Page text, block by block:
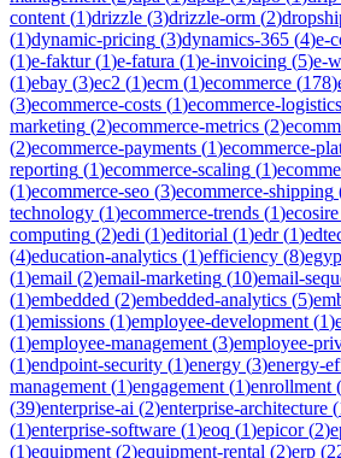
content (1)drizzle (3)drizzle-orm (2)
(1)dynamic-pricing (3)dynamics-365 (4)e-
(1)e-faktur(1)e-fatura (1)e-invoicing (5)e-
(1)ebay (3)ec2 (1)ecm (1)ecommerce (178)
(3)ecommerce-costs (1)ecommerce-logistics
marketing (2)ecommerce-metrics (2)
(2)ecommerce-payments (1)ecommerce-
reporting (1)ecommerce-scaling (1)
(1)ecommerce-seo (3)ecommerce-shipping
technology (1)ecommerce-trends (1)ecosire
computing (2)edi (1)editorial (1)edr(1)
(4)education-analytics (1)efficiency (8)
(1)email (2)email-marketing (10)email-
(1)embedded (2)embedded-analytics (5)
(1)emissions (1)employee-development (1)
(1)employee-management (3)employee-
(1)endpoint-security (1)energy (3)energy-
management (1)engagement (1)enrollment (
(39)enterprise-ai (2)enterprise-architecture (
(1)enterprise-software (1)eoq (1)epicor(2)
(1)equipment (2)equipment-rental (2)erp (